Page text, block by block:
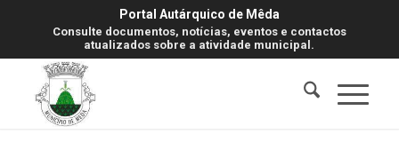
Portal Autárquico de Mêda
Consulte documentos, notícias, eventos e contactos
atualizados sobre a atividade municipal.